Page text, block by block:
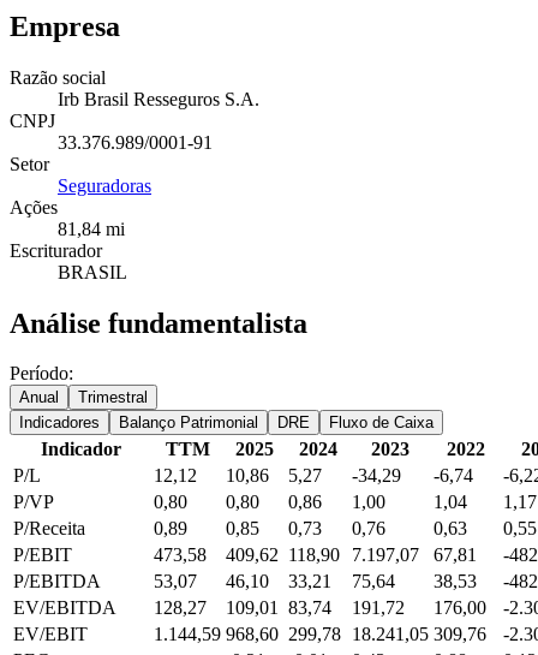
Empresa
Razão social
Irb Brasil Resseguros S.A.
CNPJ
33.376.989/0001-91
Setor
Seguradoras
Ações
81,84 mi
Escriturador
BRASIL
Análise fundamentalista
Período:
Anual
Trimestral
Indicadores
Balanço Patrimonial DRE Fluxo de Caixa
Indicador TTM 2025 2024 2023 2022
P/L
12,12 10,86 5,27 -34,29 -6,74
-
P/VP
0,80 0,80 0,86 1,00 1,04
1,17
P/Receita
0,89 0,85 0,73 0,76 0,63
0,55
P/EBIT
473,58 409,62 118,90 7.197,07 67,81
-
P/EBITDA
53,07 46,10 33,21 75,64 38,53
-
EV/EBITDA
128,27 109,01 83,74 191,72 176,00
-
EV/EBIT
1.144,59 968,60 299,78 18.241,05 309,76
-